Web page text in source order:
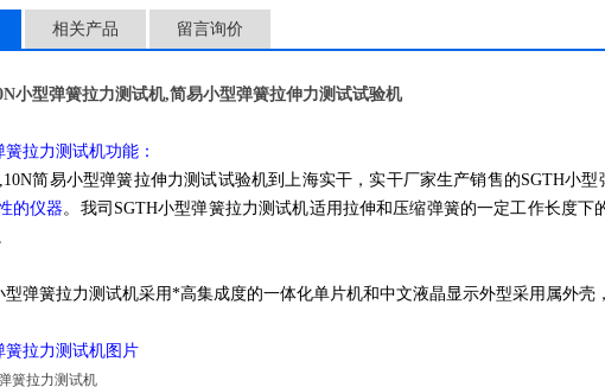
相关产品 留言询价
小型弹簧拉力测试机,简易小型弹簧拉伸力测试试验机
簧拉力测试机功能：
简易小型弹簧拉伸力测试试验机到上海实干，实干厂家生产销售的SGTH小
的仪器。我司SGTH小型弹簧拉力测试机适用拉伸和压缩弹簧的一定工作长度
型弹簧拉力测试机采用*高集成度的一体化单片机和中文液晶显示外型采用属外壳
簧拉力测试机图片